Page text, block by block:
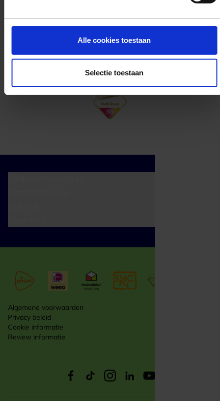
Alle cookies toestaan
Selectie toestaan
cadeaukaart in delen uitgeven.
Algemene voorwaarden
Privacy beleid
Cookie informatie
Review informatie